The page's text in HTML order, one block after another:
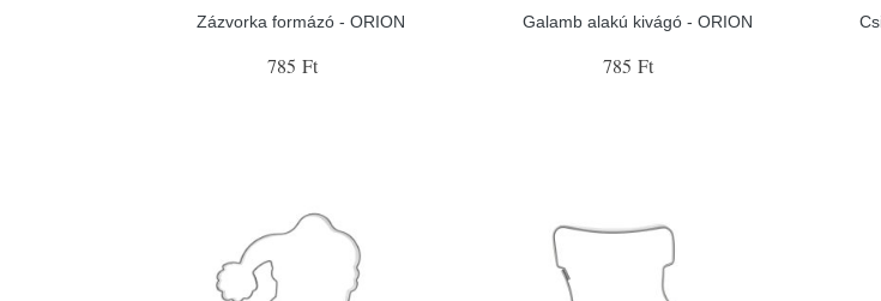
Zázvorka formázó - ORION
785 Ft
Galamb alakú kivágó - ORION
785 Ft